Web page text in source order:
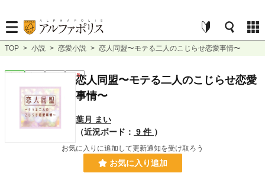
TOP > 小説 > 恋愛小説 > 恋人同盟〜モテる二人のこじらせ恋愛事情〜
R15恋人同盟〜モテる二人のこじらせ恋愛
事情〜
葉月 まい
（近況ボード： 9 件 ）
お気に入りに追加して更新通知を受け取ろう
お気に入り追加